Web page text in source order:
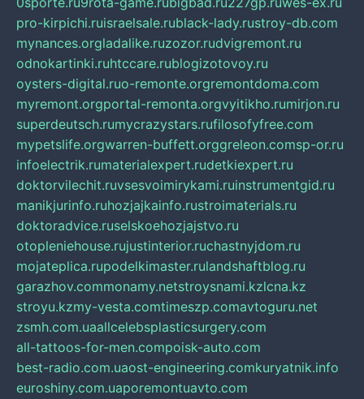
pro-kirpichi.ruisraelsale.rublack-lady.rustroy-db.com
mynances.orgladalike.ruzozor.rudvigremont.ru
odnokartinki.ruhtccare.rublogizotovoy.ru
oysters-digital.ruo-remonte.orgremontdoma.com
myremont.orgportal-remonta.orgvyitikho.rumirjon.ru
superdeutsch.rumycrazystars.rufilosofyfree.com
mypetslife.orgwarren-buffett.orggreleon.comsp-or.ru
infoelectrik.rumaterialexpert.rudetkiexpert.ru
doktorvilechit.ruvsesvoimirykami.ruinstrumentgid.ru
manikjurinfo.ruhozjajkainfo.rustroimaterials.ru
doktoradvice.ruselskoehozjajstvo.ru
otopleniehouse.rujustinterior.ruchastnyjdom.ru
mojateplica.rupodelkimaster.rulandshaftblog.ru
garazhov.commonamy.netstroysnami.kzlcna.kz
stroyu.kzmy-vesta.comtimeszp.comavtoguru.net
zsmh.com.uaallcelebsplasticsurgery.com
all-tattoos-for-men.compoisk-auto.com
best-radio.com.uaost-engineering.comkuryatnik.info
euroshiny.com.uaporemontuavto.com